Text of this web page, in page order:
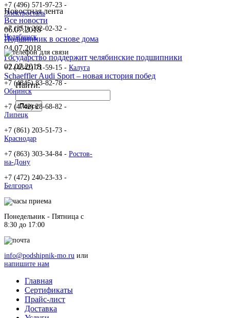
Новостная лента
Все новости
06.07.2018
Подшипник в основе дома
04.07.2018
Государство поддержит челябинские подшипники
02.07.2018
Schaeffler Audi Sport – новая история побед
Найти:
+7 (496) 571-97-23 -
Электросталь
+7 (351) 202-02-32 -
Челябинск
+7 (4842) 71-59-15 - Калуга
+7 (4845) 83-82-78 -
Обнинск
+7 (4742) 28-68-82 -
Липецк
+7 (861) 203-51-73 -
Краснодар
+7 (863) 303-34-84 - Ростов-
на-Дону
+7 (472) 240-23-33 -
Белгород
Понедельник - Пятница c
8:30 до 17:00
info@podshipnik-mo.ru или
напишите нам
Главная
Сертификаты
Прайс-лист
Доставка